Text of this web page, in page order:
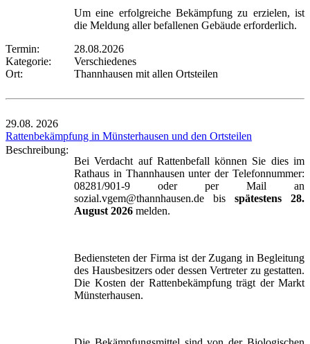
Um eine erfolgreiche Bekämpfung zu erzielen, ist
die Meldung aller befallenen Gebäude erforderlich.
Termin:
28.08.2026
Kategorie:
Verschiedenes
Ort:
Thannhausen mit allen Ortsteilen
29.08. 2026
Rattenbekämpfung in Münsterhausen und den Ortsteilen
Beschreibung:
Bei Verdacht auf Rattenbefall können Sie dies im
Rathaus in Thannhausen unter der Telefonnummer:
08281/901-9 oder per Mail an
sozial.vgem@thannhausen.de bis spätestens 28.
August 2026 melden.
Bediensteten der Firma ist der Zugang in Begleitung
des Hausbesitzers oder dessen Vertreter zu gestatten.
Die Kosten der Rattenbekämpfung trägt der Markt
Münsterhausen.